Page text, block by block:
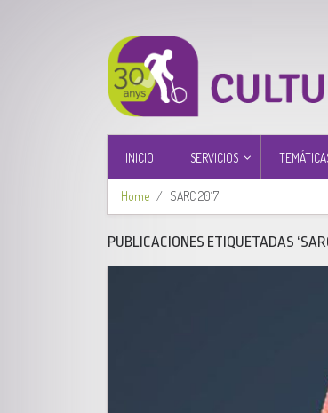
INICIO SERVICIOS
Home SARC 2017
PUBLICACIONES ETIQUETADAS